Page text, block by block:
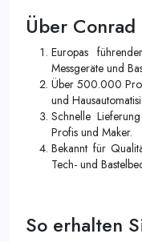
Über Conrad
Europas
Messgeräte und
Über 500.000
und
Schnelle
Profis und Maker.
Bekannt für
Tech- und
So erhalten